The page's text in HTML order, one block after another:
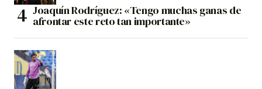
Joaquín Rodríguez: «Tengo muchas ganas de
afrontar este reto tan importante»